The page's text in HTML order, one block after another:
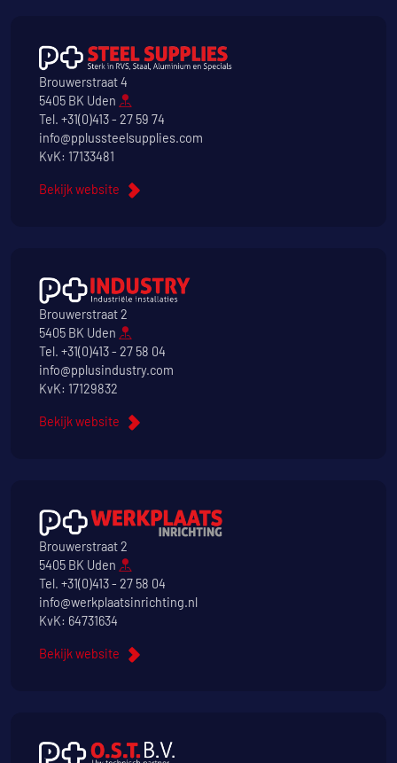
Brouwerstraat 4
5405 BK Uden
Tel. +31(0)413 - 27 59 74
info@pplussteelsupplies.com
KvK: 17133481
Bekijk website
Brouwerstraat 2
5405 BK Uden
Tel. +31(0)413 - 27 58 04
info@pplusindustry.com
KvK: 17129832
Bekijk website
Brouwerstraat 2
5405 BK Uden
Tel. +31(0)413 - 27 58 04
info@werkplaatsinrichting.nl
KvK: 64731634
Bekijk website